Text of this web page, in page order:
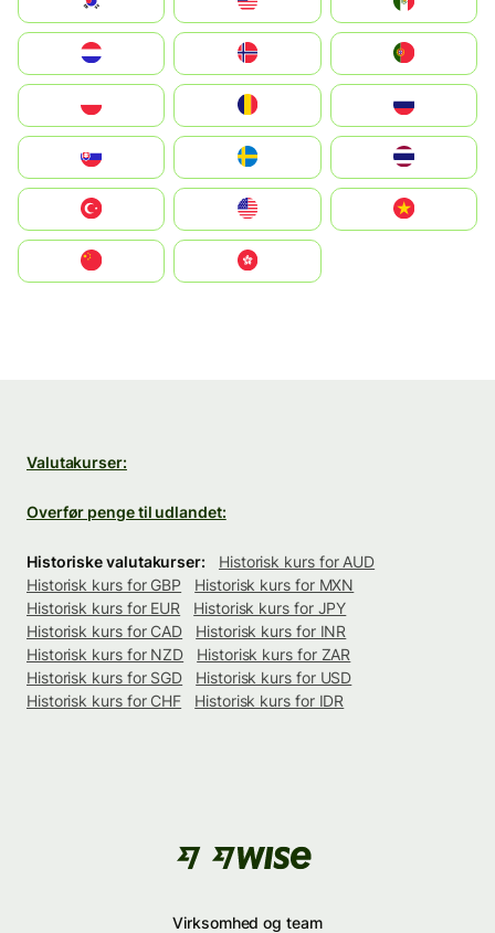
United States
中國香港特別行政區
Valutakurser:
Overfør penge til udlandet:
Historiske valutakurser:
Historisk kurs for AUD
Historisk kurs for GBP
Historisk kurs for MXN
Historisk kurs for EUR
Historisk kurs for JPY
Historisk kurs for CAD
Historisk kurs for INR
Historisk kurs for NZD
Historisk kurs for ZAR
Historisk kurs for SGD
Historisk kurs for USD
Historisk kurs for CHF
Historisk kurs for IDR
Virksomhed og team